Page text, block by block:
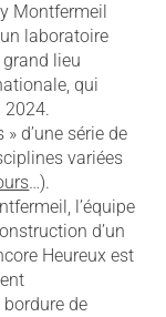
Montfermeil
laboratoire
lieu
qui
2024.
d’une série de
variées
…).
l’équipe
d’un
Heureux est
de